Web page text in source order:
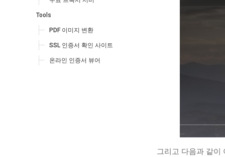
Tools
PDF 이미지 변환
SSL 인증서 확인 사이트
온라인 인증서 뷰어
그리고 다음과 같이